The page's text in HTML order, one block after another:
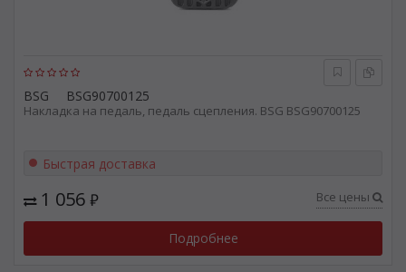
BSG BSG90700125
Накладка на педаль, педаль сцепления. BSG BSG90700125
Быстрая доставка
1 056 ₽ Все цены
Подробнее